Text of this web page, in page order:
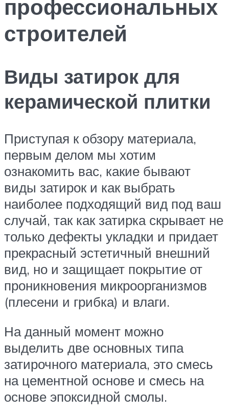
профессиональных
строителей
Виды затирок для
керамической плитки
Приступая к обзору материала,
первым делом мы хотим
ознакомить вас, какие бывают
виды затирок и как выбрать
наиболее подходящий вид под ваш
случай, так как затирка скрывает не
только дефекты укладки и придает
прекрасный эстетичный внешний
вид, но и защищает покрытие от
проникновения микроорганизмов
(плесени и грибка) и влаги.
На данный момент можно
выделить две основных типа
затирочного материала, это смесь
на цементной основе и смесь на
основе эпоксидной смолы.